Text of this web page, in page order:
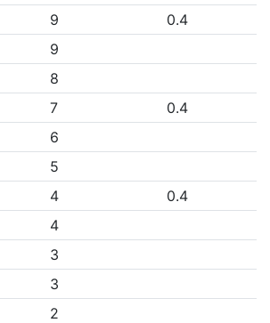
9
0.4
9
8
7
0.4
6
5
4
0.4
4
3
3
2